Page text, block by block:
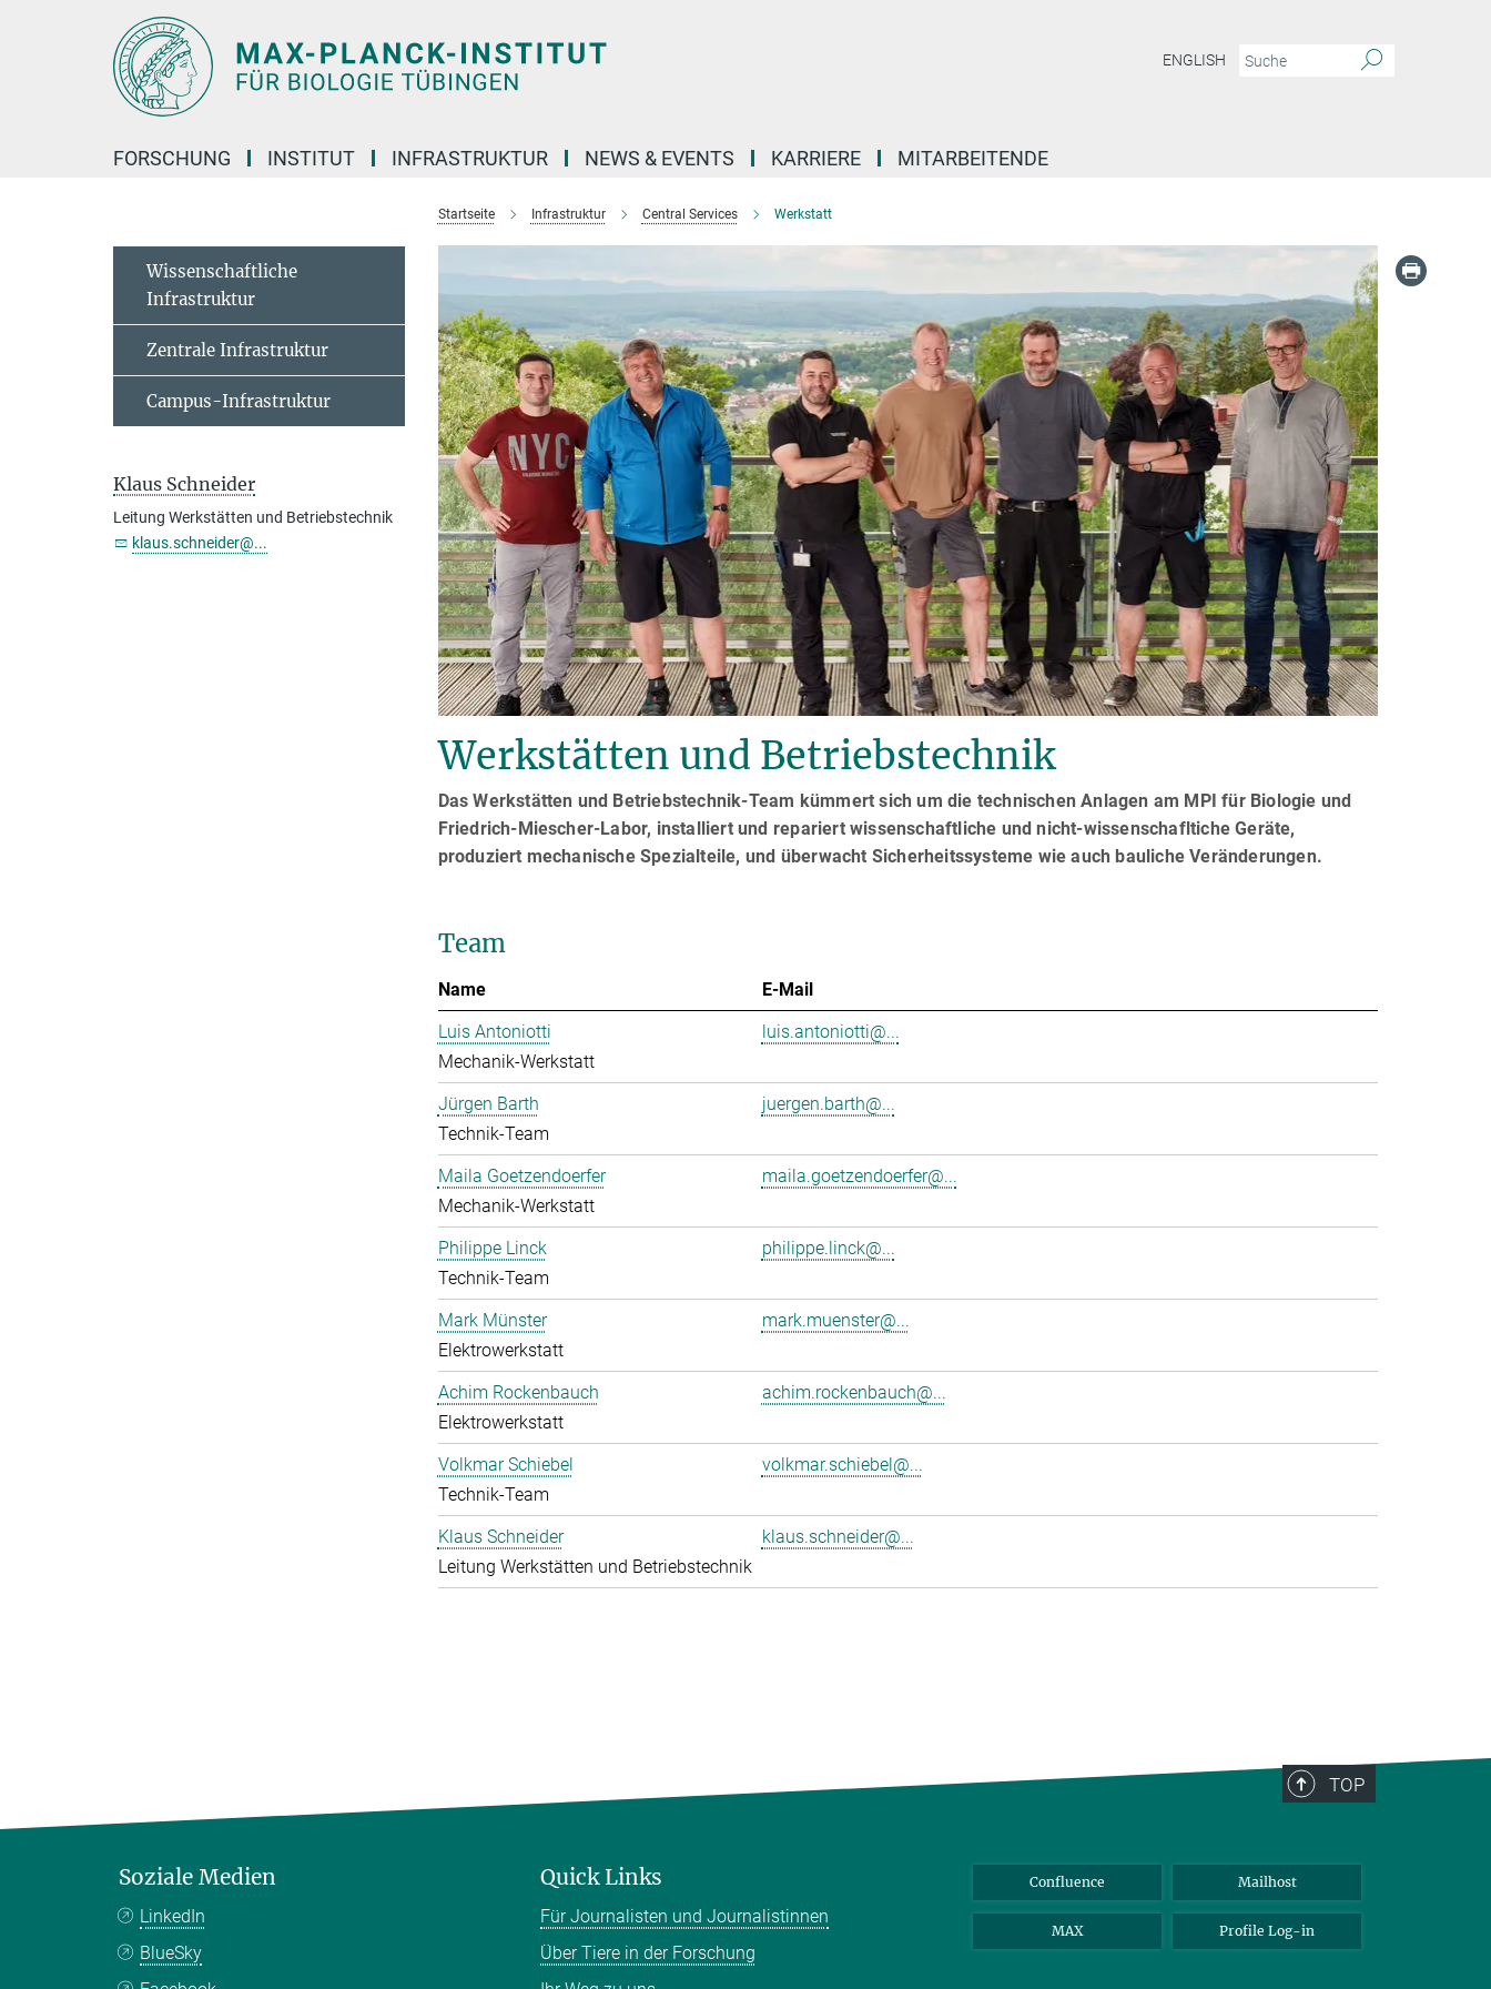
ENGLISH
FORSCHUNG INSTITUT INFRASTRUKTUR NEWS & EVENTS KARRIERE MITARBEITENDE
Startseite Infrastruktur Central Services Werkstatt
Werkstätten und Betriebstechnik
Das Werkstätten und Betriebstechnik-Team kümmert sich um die technischen Anlagen am MPI für Biologie und
Friedrich-Miescher-Labor, installiert und repariert wissenschaftliche und nicht-wissenschafltiche Geräte,
produziert mechanische Spezialteile, und überwacht Sicherheitssysteme wie auch bauliche Veränderungen.
Team
Name
E-Mail
Luis Antoniotti
Mechanik-Werkstatt
luis.antoniotti@...
Jürgen Barth
Technik-Team
juergen.barth@...
Maila Goetzendoerfer
Mechanik-Werkstatt
maila.goetzendoerfer@...
Philippe Linck
Technik-Team
philippe.linck@...
Mark Münster
Elektrowerkstatt
mark.muenster@...
Achim Rockenbauch
Elektrowerkstatt
achim.rockenbauch@...
Volkmar Schiebel
Technik-Team
volkmar.schiebel@...
Klaus Schneider
Leitung Werkstätten und Betriebstechnik
klaus.schneider@...
Wissenschaftliche
Infrastruktur
Zentrale Infrastruktur
Campus-Infrastruktur
Klaus Schneider
Leitung Werkstätten und Betriebstechnik
klaus.schneider@...
TOP
Soziale Medien
LinkedIn
BlueSky
Quick Links
Für Journalisten und Journalistinnen
Über Tiere in der Forschung
Confluence Mailhost
MAX Profile Log-in